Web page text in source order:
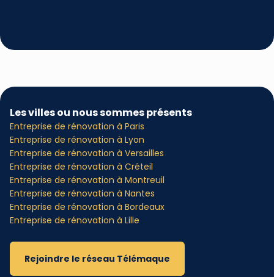
Rejoindre le réseau Télémaque
Les villes ou nous sommes présents
Entreprise de rénovation à Paris
Entreprise de rénovation à Lyon
Entreprise de rénovation à Versailles
Entreprise de rénovation à Créteil
Entreprise de rénovation à Montreuil
Entreprise de rénovation à Nantes
Entreprise de rénovation à Bordeaux
Entreprise de rénovation à Lille